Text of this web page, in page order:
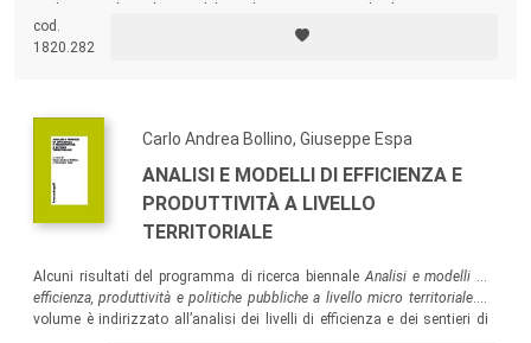
cod.
1820.282
Carlo Andrea Bollino, Giuseppe Espa
ANALISI E MODELLI DI EFFICIENZA E
PRODUTTIVITÀ A LIVELLO
TERRITORIALE
Alcuni risultati del programma di ricerca biennale Analisi e modelli di
efficienza, produttività e politiche pubbliche a livello micro territoriale. Il
volume è indirizzato all’analisi dei livelli di efficienza e dei sentieri di